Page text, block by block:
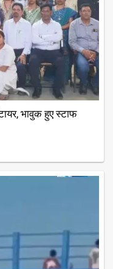
भावुक हुए स्टाफ